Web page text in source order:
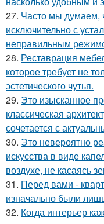
27. Часто мы думаем,
исключительно с
неправильным
28. Реставрация
которое требует не
эстетического чутья.
29. Это изысканное
классическая
сочетается с
30. Это невероятно
искусства в виде
воздухе, не касаясь
31. Перед вами -
изначально были
32. Когда интерьер